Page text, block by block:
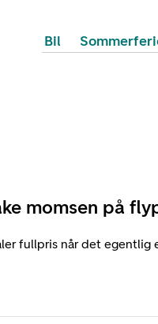
Bil
momsen på
fullpris når det egentlig